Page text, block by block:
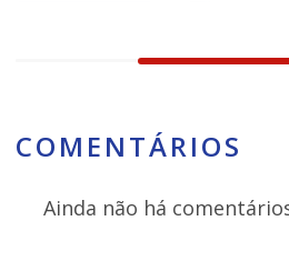
COMENTÁRIOS
Ainda não há